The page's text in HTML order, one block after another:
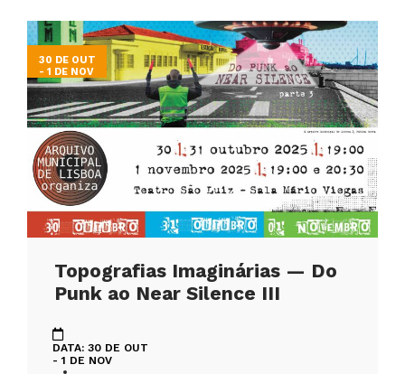
30 DE OUT
- 1 DE NOV
Topografias Imaginárias — Do
Punk ao Near Silence III
DATA: 30 DE OUT
- 1 DE NOV